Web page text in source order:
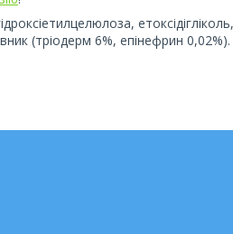
(тріодерм 6%, епінефрин 0,02%).